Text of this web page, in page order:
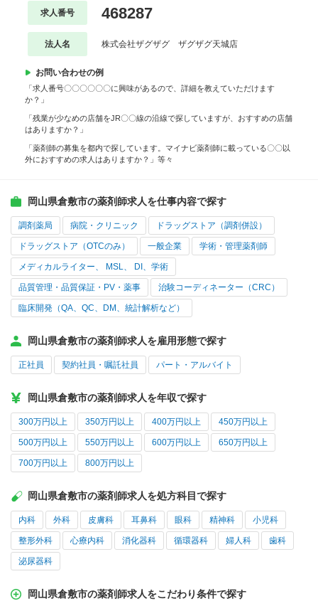
求人番号 468287
法人名 株式会社ザグザグ ザグザグ天城店
お問い合わせの例
「求人番号〇〇〇〇〇〇に興味があるので、詳細を教えていただけます
か？」
「残業が少なめの店舗をJR〇〇線の沿線で探していますが、おすすめの店舗
はありますか？」
「薬剤師の募集を都内で探しています。マイナビ薬剤師に載っている〇〇以
外におすすめの求人はありますか？」等々
岡山県倉敷市の薬剤師求人を仕事内容で探す
調剤薬局 病院・クリニック ドラッグストア（調剤併設）
ドラッグストア（OTCのみ） 一般企業 学術・管理薬剤師
メディカルライター、 MSL、 DI、学術
品質管理・品質保証・PV・薬事 治験コーディネーター（CRC）
臨床開発（QA、QC、DM、統計解析など）
岡山県倉敷市の薬剤師求人を雇用形態で探す
正社員 契約社員・嘱託社員 パート・アルバイト
岡山県倉敷市の薬剤師求人を年収で探す
300万円以上 350万円以上 400万円以上 450万円以上
500万円以上 550万円以上 600万円以上 650万円以上
700万円以上 800万円以上
岡山県倉敷市の薬剤師求人を処方科目で探す
内科 外科 皮膚科 耳鼻科 眼科 精神科 小児科
整形外科 心療内科 消化器科 循環器科 婦人科 歯科
泌尿器科
岡山県倉敷市の薬剤師求人をこだわり条件で探す